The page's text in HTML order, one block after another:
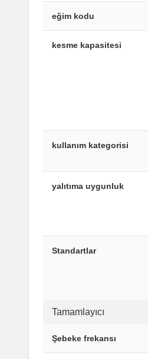
eğim kodu
kesme kapasitesi
kullanım kategorisi
yalıtıma uygunluk
Standartlar
Tamamlayıcı
Şebeke frekansı